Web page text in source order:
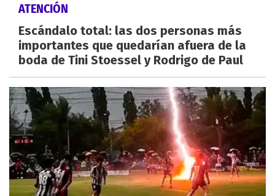
ATENCIÓN
Escándalo total: las dos personas más
importantes que quedarían afuera de la
boda de Tini Stoessel y Rodrigo de Paul